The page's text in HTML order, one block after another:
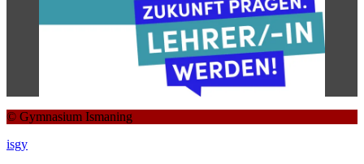
© Gymnasium Ismaning
isgy